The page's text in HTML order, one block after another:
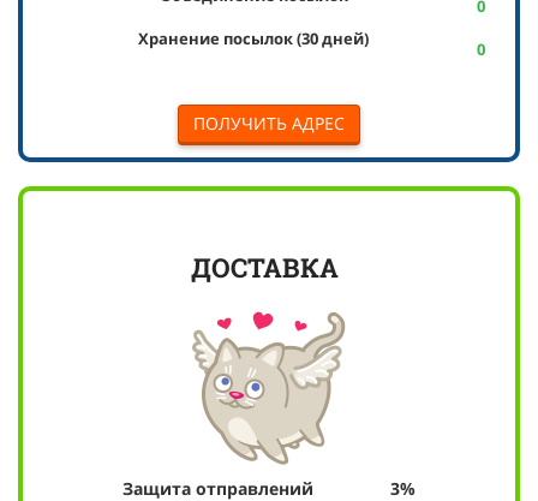
0
Хранение посылок (30 дней)
0
ПОЛУЧИТЬ АДРЕС
ДОСТАВКА
Защита отправлений 3%